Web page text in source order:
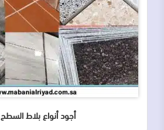
أجود أنواع بلاط السطح